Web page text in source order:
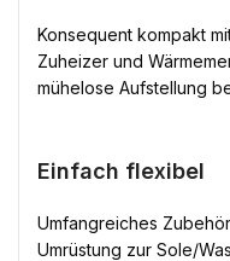
Konsequent kompakt
Zuheizer und
mühelose Aufstellung
Einfach flexibel
Umfangreiches
Umrüstung zur Sole/